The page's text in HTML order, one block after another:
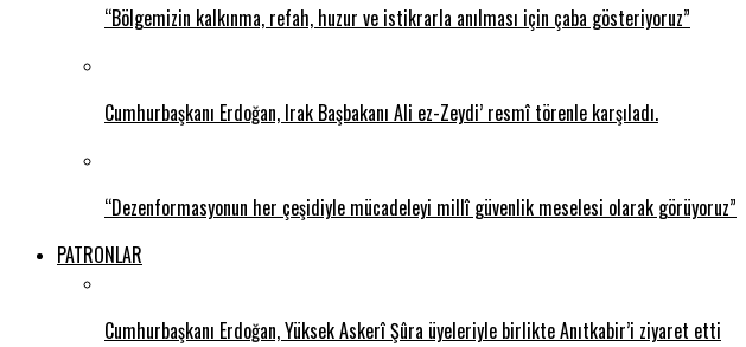
“Bölgemizin kalkınma, refah, huzur ve istikrarla anılması için çaba gösteriyoruz”
Cumhurbaşkanı Erdoğan, Irak Başbakanı Ali ez-Zeydi’ resmî törenle karşıladı.
“Dezenformasyonun her çeşidiyle mücadeleyi millî güvenlik meselesi olarak görüyoruz”
PATRONLAR
Cumhurbaşkanı Erdoğan, Yüksek Askerî Şûra üyeleriyle birlikte Anıtkabir’i ziyaret etti